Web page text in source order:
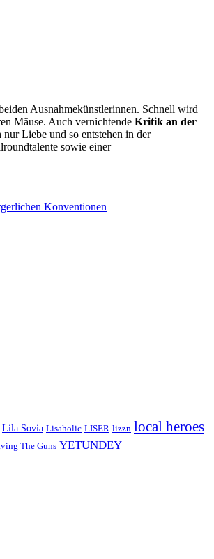
Ausnahmekünstlerinnen. Schnell wird
Mäuse. Auch vernichtende Kritik an der
Liebe und so entstehen in der
sowie einer
Konventionen
Lila Sovia Lisaholic LISER lizzn local heroes
The Guns YETUNDEY